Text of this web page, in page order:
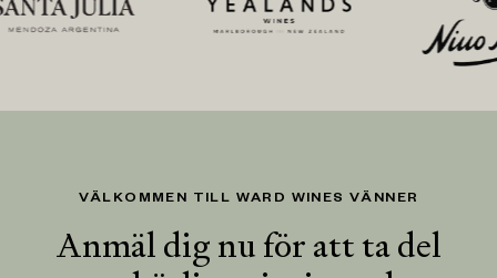
VÄLKOMMEN TILL WARD WINES VÄNNER
Anmäl dig nu för att ta del